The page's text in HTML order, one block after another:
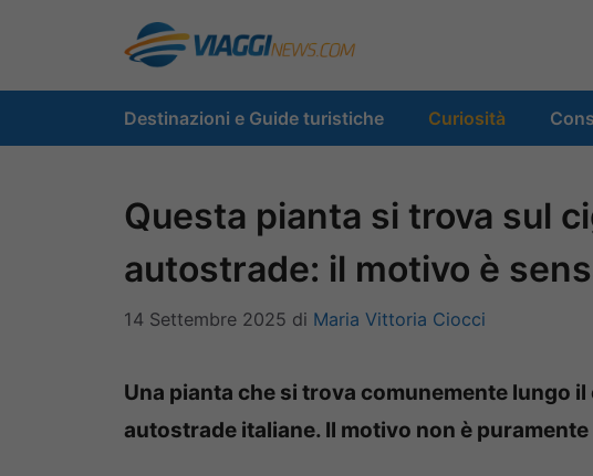
contenuto
Destinazioni e Guide turistiche Curiosità
Questa pianta si trova sul
autostrade: il motivo è
14 Settembre 2025 di Maria Vittoria Ciocci
Una pianta che si trova comunemente lungo
autostrade italiane. Il motivo non è